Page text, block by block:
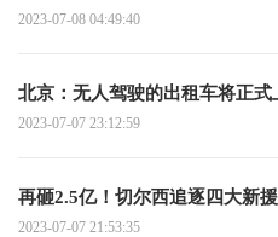
2023-07-08 04:49:40
北京：无人驾驶的出租车将正式
2023-07-07 23:12:59
再砸2.5亿！切尔西追逐四大新
2023-07-07 21:53:35